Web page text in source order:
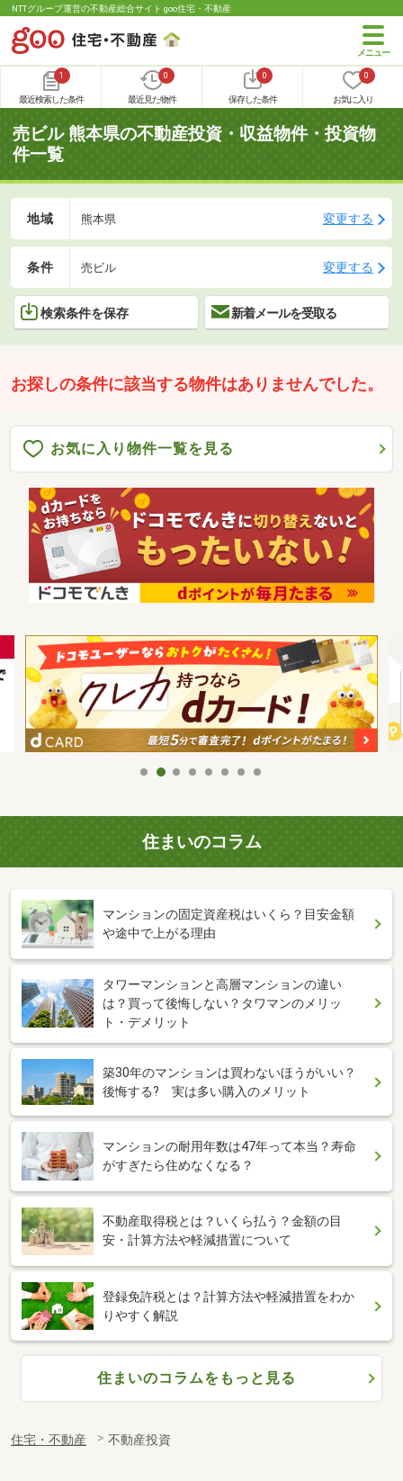
NTTグループ運営の不動産総合サイト goo住宅・不動産
1
最近検索した条件
0
最近見た物件
0
保存した条件
0
お気に入り
売ビル 熊本県の不動産投資・収益物件・投資物
件一覧
地域 熊本県 変更する
条件 売ビル 変更する
検索条件を保存 新着メールを受取る
お探しの条件に該当する物件はありませんでした。
お気に入り物件一覧を見る
住まいのコラム
マンションの固定資産税はいくら？目安金額
や途中で上がる理由
タワーマンションと高層マンションの違い
は？買って後悔しない？タワマンのメリッ
ト・デメリット
築30年のマンションは買わないほうがいい？
後悔する? 実は多い購入のメリット
マンションの耐用年数は47年って本当？寿命
がすぎたら住めなくなる？
不動産取得税とは？いくら払う？金額の目
安・計算方法や軽減措置について
登録免許税とは？計算方法や軽減措置をわか
りやすく解説
住まいのコラムをもっと見る
住宅・不動産 不動産投資